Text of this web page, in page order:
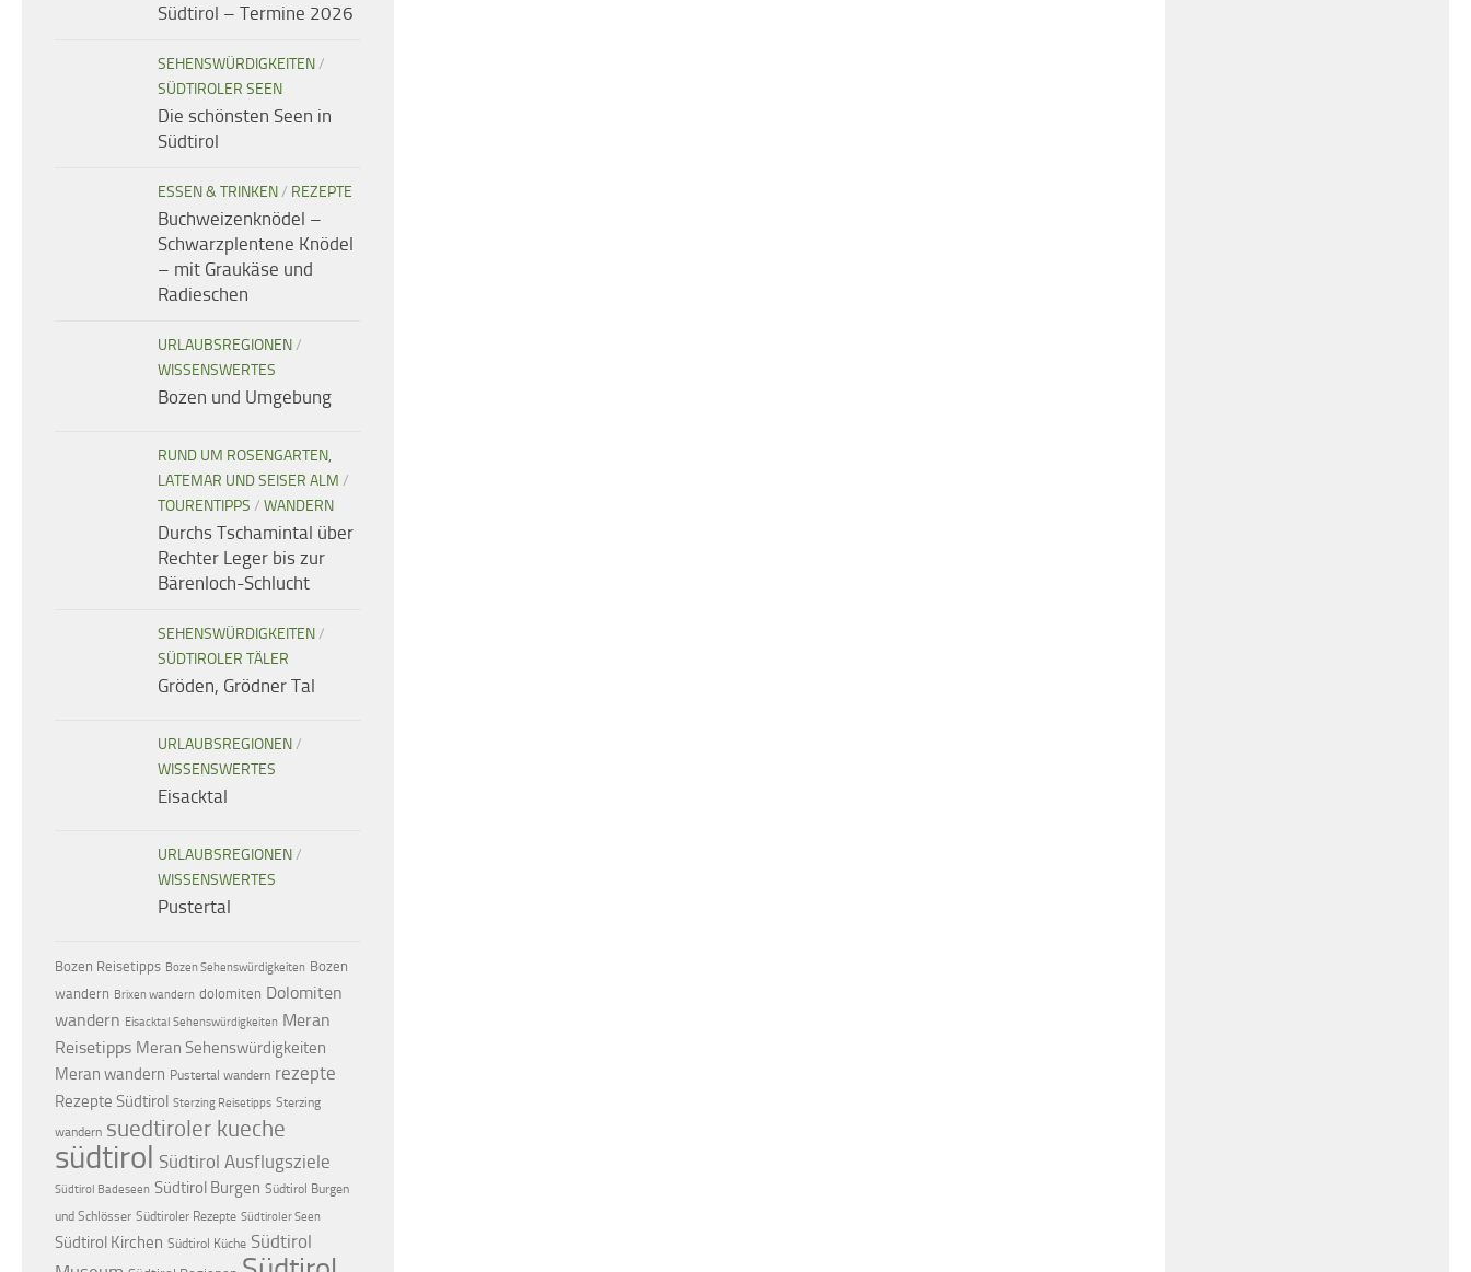
Südtirol – Termine 2026
SEHENSWÜRDIGKEITEN/
SÜDTIROLER SEEN
Die schönsten Seen in
Südtirol
ESSEN & TRINKEN/ REZEPTE
Buchweizenknödel –
Schwarzplentene Knödel
– mit Graukäse und
Radieschen
URLAUBSREGIONEN/
WISSENSWERTES
Bozen und Umgebung
RUND UM ROSENGARTEN,
LATEMAR UND SEISER ALM /
TOURENTIPPS / WANDERN
Durchs Tschamintal über
Rechter Leger bis zur
Bärenloch-Schlucht
SEHENSWÜRDIGKEITEN/
SÜDTIROLER TÄLER
Gröden, Grödner Tal
URLAUBSREGIONEN/
WISSENSWERTES
Eisacktal
URLAUBSREGIONEN/
WISSENSWERTES
Pustertal
Bozen Reisetipps Bozen Sehenswürdigkeiten Bozen
wandern Brixen wandern dolomiten Dolomiten
wandern Eisacktal Sehenswürdigkeiten Meran
Reisetipps Meran Sehenswürdigkeiten
Meran wandern Pustertal wandern rezepte
Rezepte Südtirol Sterzing Reisetipps Sterzing
wandern suedtiroler kueche
südtirol Südtirol Ausflugsziele
Südtirol Badeseen Südtirol Burgen Südtirol Burgen
und Schlösser Südtiroler Rezepte Südtiroler Seen
Südtirol Kirchen Südtirol Küche Südtirol